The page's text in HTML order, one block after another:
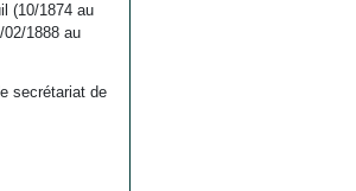
(10/1874 au
02/1888 au
secrétariat de